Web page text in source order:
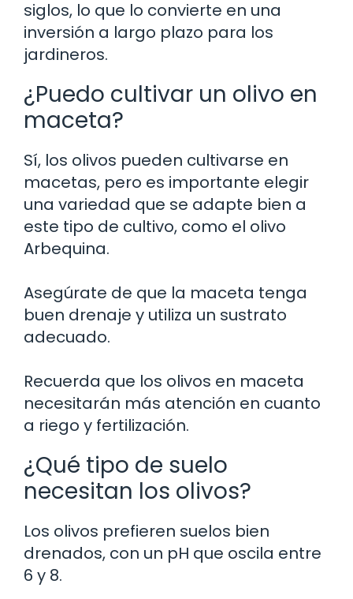
siglos, lo que lo convierte en una
inversión a largo plazo para los
jardineros.
¿Puedo cultivar un olivo en
maceta?
Sí, los olivos pueden cultivarse en
macetas, pero es importante elegir
una variedad que se adapte bien a
este tipo de cultivo, como el olivo
Arbequina.
Asegúrate de que la maceta tenga
buen drenaje y utiliza un sustrato
adecuado.
Recuerda que los olivos en maceta
necesitarán más atención en cuanto
a riego y fertilización.
¿Qué tipo de suelo
necesitan los olivos?
Los olivos prefieren suelos bien
drenados, con un pH que oscila entre
6 y 8.